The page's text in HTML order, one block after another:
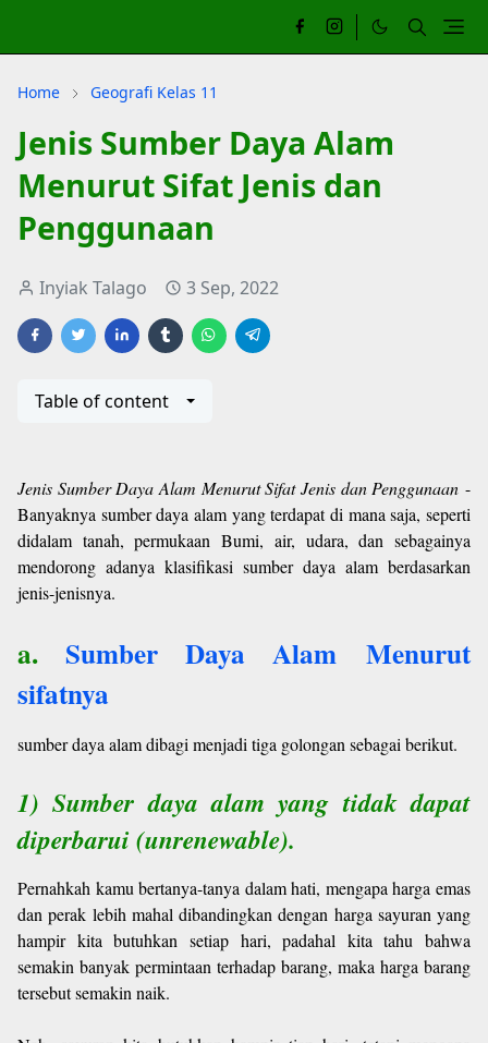
Home Geografi Kelas 11
Jenis Sumber Daya Alam
Menurut Sifat Jenis dan
Penggunaan
Inyiak Talago 3 Sep, 2022
Table of content
Jenis Sumber Daya Alam Menurut Sifat Jenis dan Penggunaan -
Banyaknya sumber daya alam yang terdapat di mana saja, seperti
didalam tanah, permukaan Bumi, air, udara, dan sebagainya
mendorong adanya klasifikasi sumber daya alam berdasarkan
jenis-jenisnya.
a. Sumber Daya Alam Menurut
sifatnya
sumber daya alam dibagi menjadi tiga golongan sebagai berikut.
1) Sumber daya alam yang tidak dapat
diperbarui (unrenewable).
Pernahkah kamu bertanya-tanya dalam hati, mengapa harga emas
dan perak lebih mahal dibandingkan dengan harga sayuran yang
hampir kita butuhkan setiap hari, padahal kita tahu bahwa
semakin banyak permintaan terhadap barang, maka harga barang
tersebut semakin naik.